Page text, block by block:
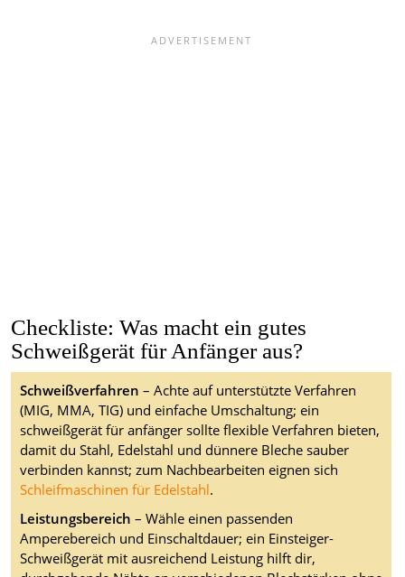
Checkliste: Was macht ein gutes
Schweißgerät für Anfänger aus?
Schweißverfahren – Achte auf unterstützte Verfahren
(MIG, MMA, TIG) und einfache Umschaltung; ein
schweißgerät für anfänger sollte flexible Verfahren bieten,
damit du Stahl, Edelstahl und dünnere Bleche sauber
verbinden kannst; zum Nachbearbeiten eignen sich
Schleifmaschinen für Edelstahl.
Leistungsbereich – Wähle einen passenden
Amperebereich und Einschaltdauer; ein Einsteiger-
Schweißgerät mit ausreichend Leistung hilft dir,